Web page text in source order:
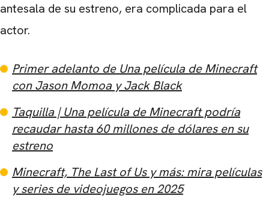
antesala de su estreno, era complicada para el
actor.
Primer adelanto de Una película de Minecraft
con Jason Momoa y Jack Black
Taquilla | Una película de Minecraft podría
recaudar hasta 60 millones de dólares en su
estreno
Minecraft, The Last of Us y más: mira películas
y series de videojuegos en 2025